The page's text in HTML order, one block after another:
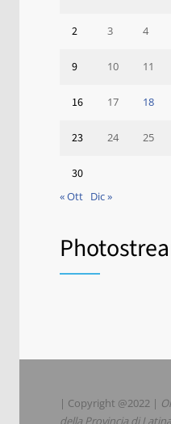
2 3 4
9 10 11
16 17 18
23 24 25
30
« Ott Dic »
| Copyright @2022 |
della Provincia di Latina